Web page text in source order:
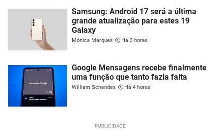
Samsung: Android 17 será a última
grande atualização para estes 19
Galaxy
Mónica Marques Há 3 horas
Google Mensagens recebe finalmente
uma função que tanto fazia falta
William Schendes Há 4 horas